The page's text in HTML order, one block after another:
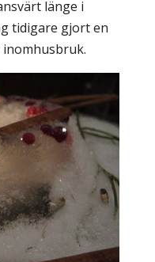
länge i
tidigare gjort en